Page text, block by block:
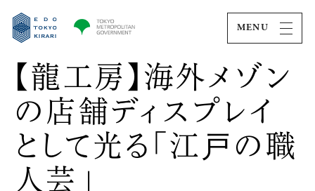
MENU
【龍工房】海外メゾン
の店舗ディスプレイ
として光る「江戸の職
人芸」